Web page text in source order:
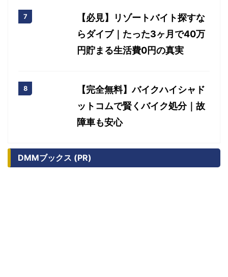
【必見】リゾートバイト探すな
らダイブ｜たった3ヶ月で40万
円貯まる生活費0円の真実
【完全無料】バイクハイシャド
ットコムで賢くバイク処分｜故
障車も安心
DMMブックス (PR)